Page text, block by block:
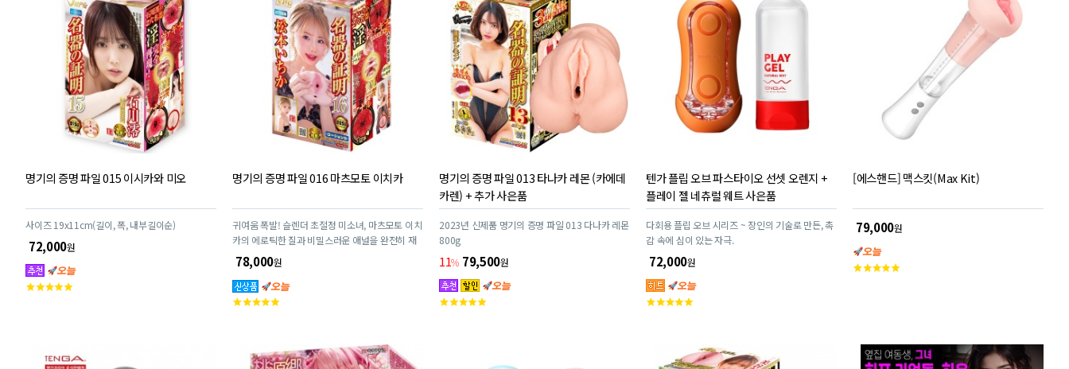
명기의 증명 파일 015 이시카와 미오
사이즈 19x11cm(길이, 폭, 내부길이순)
72,000원
고
명기의 증명 파일 016 마츠모토 이치카
귀여움 폭발! 슬렌더 초절정 미소녀, 마츠모토 이치
카의 에로틱한 질과 비밀스러운 애널을 완전히 재
현!
78,000원
고
명기의 증명 파일 013 타나카 레몬 (카에데
카렌) + 추가 사은품
2023년 신제품 명기의 증명 파일 013 다나카 레몬
800g
11% 79,500원
고
텐가 플립 오브 파스타이오 선셋 오렌지 +
플레이 젤 네츄럴 웨트 사은품
다회용 플립 오브 시리즈 ~ 장인의 기술로 만든, 촉
감 속에 심이 있는 자극.
72,000원
고
[에스핸드] 맥스킷(Max Kit)
79,000원
고